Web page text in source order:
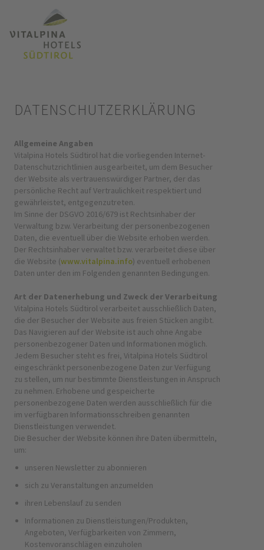
DATENSCHUTZERKLÄRUNG
Allgemeine Angaben
Vitalpina Hotels Südtirol hat die vorliegenden Internet-
Datenschutzrichtlinien ausgearbeitet, um dem Besucher
der Website als vertrauenswürdiger Partner, der das
persönliche Recht auf Vertraulichkeit respektiert und
gewährleistet, entgegenzutreten.
Im Sinne der DSGVO 2016/679 ist Rechtsinhaber der
Verwaltung bzw. Verarbeitung der personenbezogenen
Daten, die eventuell über die Website erhoben werden.
Der Rechtsinhaber verwaltet bzw. verarbeitet diese über
die Website (www.vitalpina.info) eventuell erhobenen
Daten unter den im Folgenden genannten Bedingungen.
Art der Datenerhebung und Zweck der Verarbeitung
Vitalpina Hotels Südtirol verarbeitet ausschließlich Daten,
die der Besucher der Website aus freien Stücken angibt.
Das Navigieren auf der Website ist auch ohne Angabe
personenbezogener Daten und Informationen möglich.
Jedem Besucher steht es frei, Vitalpina Hotels Südtirol
eingeschränkt personenbezogene Daten zur Verfügung
zu stellen, um nur bestimmte Dienstleistungen in Anspruch
zu nehmen. Erhobene und gespeicherte
personenbezogene Daten werden ausschließlich für die
im verfügbaren Informationsschreiben genannten
Dienstleistungen verwendet.
Die Besucher der Website können ihre Daten übermitteln,
um:
unseren Newsletter zu abonnieren
sich zu Veranstaltungen anzumelden
ihren Lebenslauf zu senden
Informationen zu Dienstleistungen/Produkten,
Angeboten, Verfügbarkeiten von Zimmern,
Kostenvoranschlägen einzuholen